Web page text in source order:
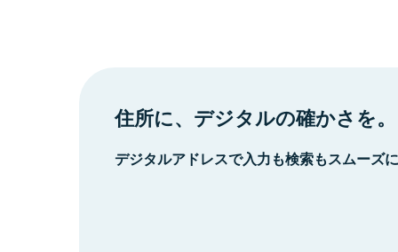
住所に、デジタルの確かさを。
デジタルアドレスで入力も検索もスムーズ